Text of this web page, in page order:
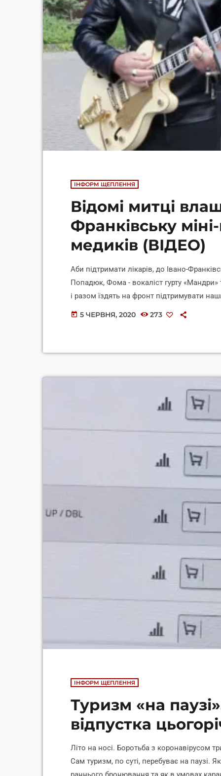
ІНФОРМ ЩЕПЛЕННЯ
Відомі митці
Франківську
медиків (ВІДЕО)
Аби підтримати лікарів, до Івано-
Попадюк, Фома - вокаліст гурту
і разом їздять на фронт підтримувати
пошану та підтримку висловити людям,
today 5 ЧЕРВНЯ, 2020 273
ІНФОРМ ЩЕПЛЕННЯ
Туризм «на
відпустка
Літо на носі. Боротьба з коронавірусом
Сам туризм, по суті, перебуває на паузі.